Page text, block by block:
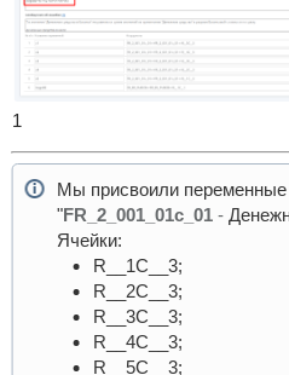
1
Мы присвоили
"FR_2_001_01c_01-
Ячейки:
R__1C__3;
R__2C__3;
R__3C__3;
R__4C__3;
R__5C__3;